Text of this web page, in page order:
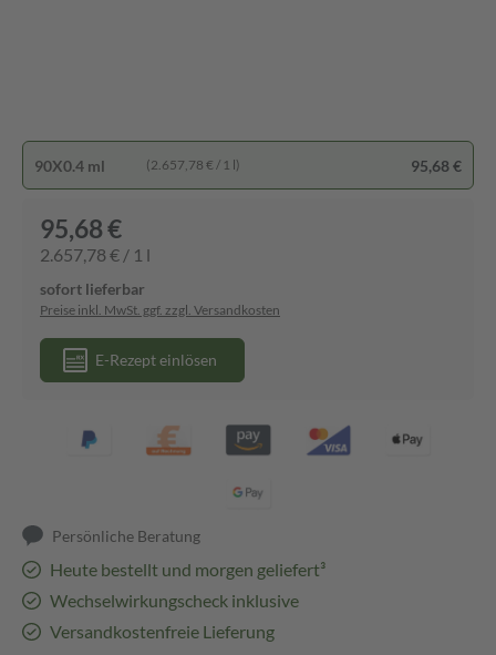
90X0.4 ml (2.657,78 € / 1 l) 95,68 €
95,68 €
2.657,78 € / 1 l
sofort lieferbar
Preise inkl. MwSt. ggf. zzgl. Versandkosten
E-Rezept einlösen
Persönliche Beratung
Heute bestellt und morgen geliefert³
Wechselwirkungscheck inklusive
Versandkostenfreie Lieferung